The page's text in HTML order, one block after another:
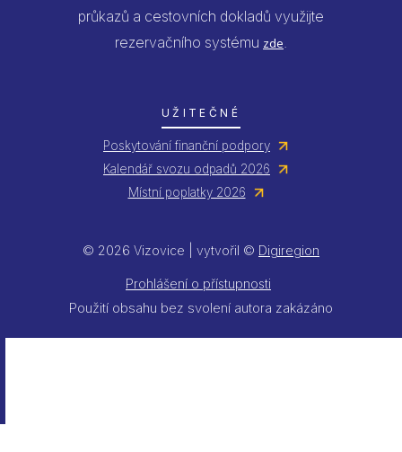
průkazů a cestovních dokladů využijte
rezervačního systému zde
UŽITEČNÉ
Poskytování finanční podpory
Kalendář svozu odpadů 2026
Místní poplatky 2026
© 2026 Vizovice | vytvořil © Digiregion
Prohlášení o přístupnosti
Použití obsahu bez svolení autora zakázáno